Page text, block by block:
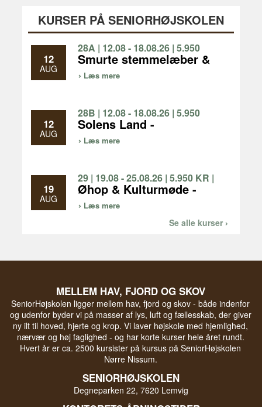
KURSER PÅ SENIORHØJSKOLEN
12
AUG
28A | 12.08 - 18.08.26 | 5.950
KR | 1 UGE
Smurte stemmelæber &
gode ben - fællessang
og vandreture, vi går 3-5
Læs mere
12
AUG
28B | 12.08 - 18.08.26 | 5.950
KR | 1 UGE
Solens Land -
Bronzealderens
forunderlige verden
Læs mere
19
AUG
29 | 19.08 - 25.08.26 | 5.950 KR |
1 UGE
Øhop & Kulturmøde -
oplev natur og kultur på
Limfjordsøerne og i
Nationalpark Thy
Læs mere
Se alle kurser
MELLEM HAV, FJORD OG SKOV
SeniorHøjskolen ligger mellem hav, fjord og skov - både indenfor
og udenfor byder vi på masser af lys, luft og fællesskab, der giver
ny ilt til hoved, hjerte og krop. Vi laver højskole med hjemlighed,
nærvær og høj faglighed - og har korte kurser hele året rundt.
Hvert år er ca. 2500 kursister på kursus på SeniorHøjskolen
Nørre Nissum.
SENIORHØJSKOLEN
Degneparken 22, 7620 Lemvig